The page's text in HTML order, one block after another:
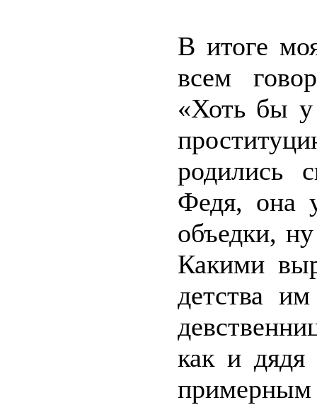
В итоге
всем
«Хоть бы у
родились
Федя, она
объедки,
Какими
детства
как и дядя
примерным